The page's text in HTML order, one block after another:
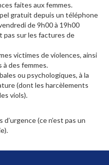
faites aux femmes.
gratuit depuis un téléphone
de 9h00 à 19h00
pas sur les factures de
victimes de violences, ainsi
à des femmes.
ou psychologiques, à la
(dont les harcèlements
viols).
(ce n’est pas un